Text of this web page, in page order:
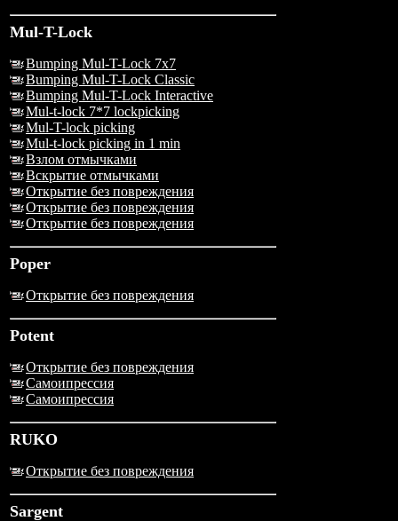
Mul-T-Lock
Bumping Mul-T-Lock 7x7
Bumping Mul-T-Lock Classic
Bumping Mul-T-Lock Interactive
Mul-t-lock 7*7 lockpicking
Mul-T-lock picking
Mul-t-lock picking in 1 min
Взлом отмычками
Вскрытие отмычками
Открытие без повреждения
Открытие без повреждения
Открытие без повреждения
Poper
Открытие без повреждения
Potent
Открытие без повреждения
Самоипрессия
Самоипрессия
RUKO
Открытие без повреждения
Sargent